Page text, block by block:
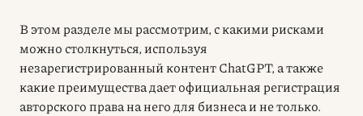
В этом разделе мы рассмотрим, с какими рисками
можно столкнуться, используя
незарегистрированный контент ChatGPT, а также
какие преимущества дает официальная регистрация
авторского права на него для бизнеса и не только.